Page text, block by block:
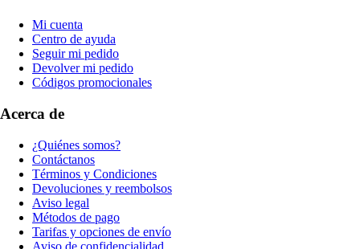
Mi cuenta
Centro de ayuda
Seguir mi pedido
Devolver mi pedido
Códigos promocionales
Acerca de
¿Quiénes somos?
Contáctanos
Términos y Condiciones
Devoluciones y reembolsos
Aviso legal
Métodos de pago
Tarifas y opciones de envío
Aviso de confidencialidad